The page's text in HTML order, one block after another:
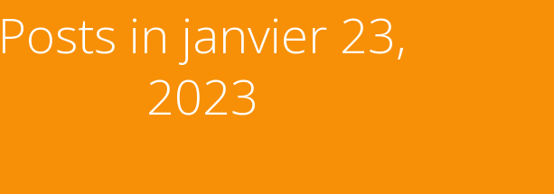
Posts in janvier 23,
2023